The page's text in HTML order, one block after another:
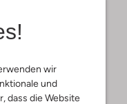
wir
und
dass die Website